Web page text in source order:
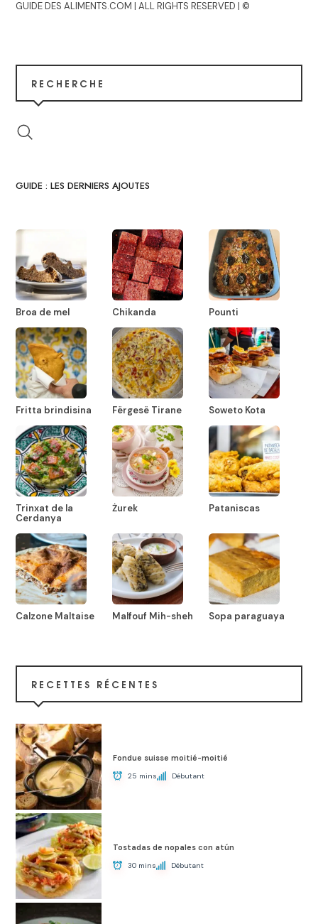
GUIDE DES ALIMENTS.COM | ALL RIGHTS RESERVED | ©
RECHERCHE
GUIDE : LES DERNIERS AJOUTES
Broa de mel Chikanda Pounti
Fritta brindisina Fërgesë Tirane Soweto Kota
Trinxat de la
Cerdanya
Żurek Pataniscas
Calzone Maltaise Malfouf Mih-sheh Sopa paraguaya
RECETTES RÉCENTES
Fondue suisse moitié-moitié
25 mins Débutant
Tostadas de nopales con atún
30 mins Débutant